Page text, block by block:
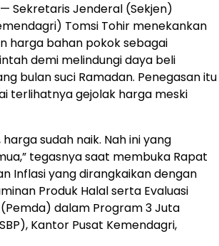
Sekretaris Jenderal (Sekjen)
Tomsi Tohir menekankan
harga bahan pokok sebagai
demi melindungi daya beli
bulan suci Ramadan. Penegasan itu
terlihatnya gejolak harga meski
sudah naik. Nah ini yang
tegasnya saat membuka Rapat
Inflasi yang dirangkaikan dengan
Produk Halal serta Evaluasi
dalam Program 3 Juta
Kantor Pusat Kemendagri,